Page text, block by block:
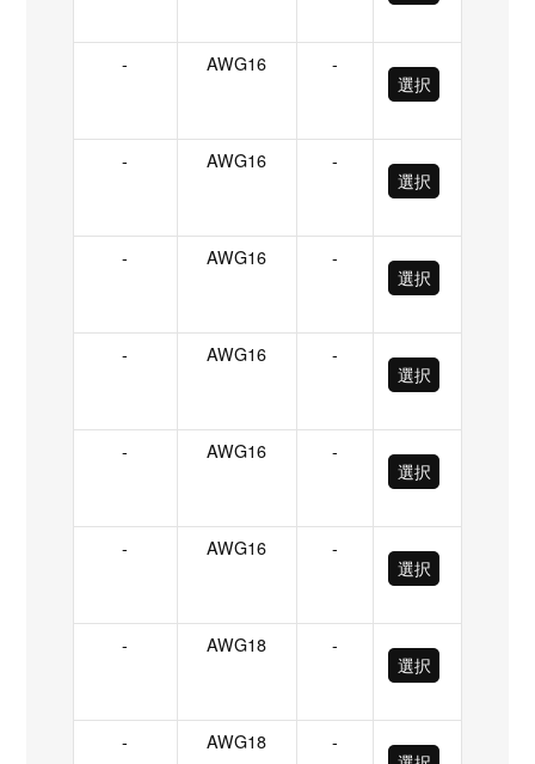
- AWG16
-
選択
- AWG16
-
選択
- AWG16
-
選択
- AWG16
-
選択
- AWG16
-
選択
- AWG16
-
選択
- AWG18
-
選択
- AWG18
-